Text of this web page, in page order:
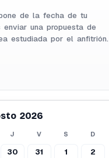
de la fecha de tu
enviar una propuesta de
estudiada por el anfitrión.
2026
J V S D
30 31 1 2